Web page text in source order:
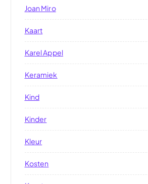
Joan Miro
Kaart
Karel Appel
Keramiek
Kind
Kinder
Kleur
Kosten